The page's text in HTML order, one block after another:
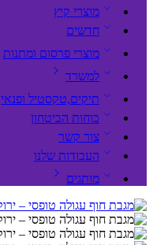
מוצרי קיץ
חדשים
מוצרי פרסום ומתנות
למשרד
תיקים,טקסטיל ופנאי
כוחות הביטחון
צור קשר
העבודות שלנו
מותגים